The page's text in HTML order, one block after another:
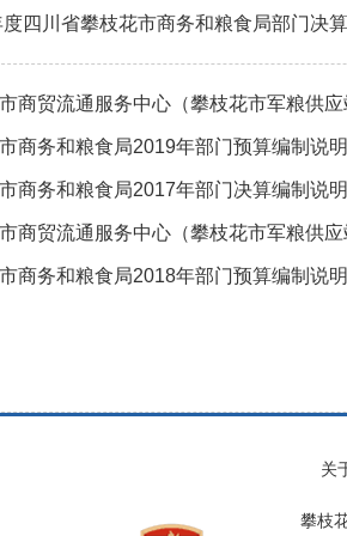
四川省攀枝花市商务和粮食局部门决算
商贸流通服务中心（攀枝花市军粮供
商务和粮食局2019年部门预算编制说明
商务和粮食局2017年部门决算编制说明
商贸流通服务中心（攀枝花市军粮供
商务和粮食局2018年部门预算编制说明
关
攀枝